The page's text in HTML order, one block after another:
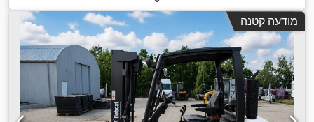
מודעה קטנה